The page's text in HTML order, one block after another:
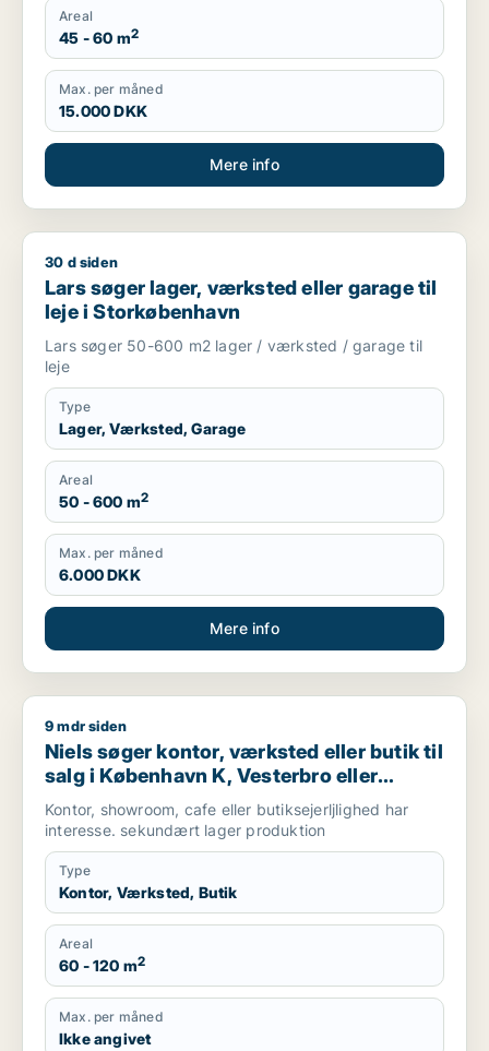
Areal
45 - 60 m2
Max. per måned
15.000 DKK
Mere info
Lars søger lager, værksted eller garage til leje i
30 d siden
Lars søger lager, værksted eller garage til
leje i Storkøbenhavn
Lars søger 50-600 m2 lager / værksted / garage til
leje
Type
Lager, Værksted, Garage
Areal
50 - 600 m2
Max. per måned
6.000 DKK
Mere info
Niels søger kontor, værksted eller butik til salg i København
9 mdr siden
Niels søger kontor, værksted eller butik til
salg i København K, Vesterbro eller
Frederiksberg m.fl.
Kontor, showroom, cafe eller butiksejerljlighed har
interesse. sekundært lager produktion
Type
Kontor, Værksted, Butik
Areal
60 - 120 m2
Max. per måned
Ikke angivet